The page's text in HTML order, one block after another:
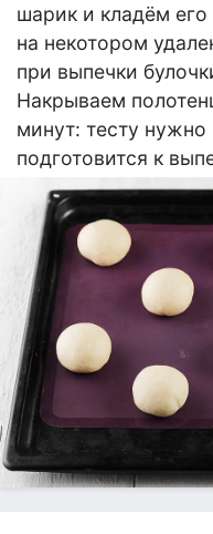
шарик и кладём его
на некотором
при выпечки
Накрываем
минут: тесту нужно
подготовится к